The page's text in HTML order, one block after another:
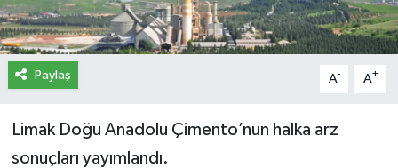
Paylaş A- A+
Limak Doğu Anadolu Çimento’nun halka arz
sonuçları yayımlandı.
Hakkımızda
İletişim
Yapay Zeka